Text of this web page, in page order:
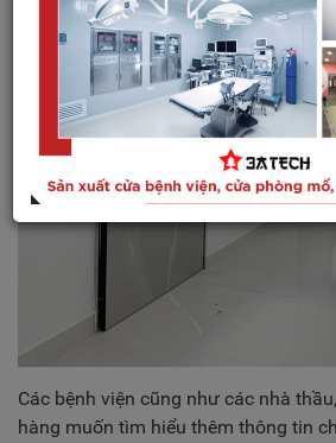
Các bệnh viện cũng như các nhà
hàng muốn tìm hiểu thêm thông tin